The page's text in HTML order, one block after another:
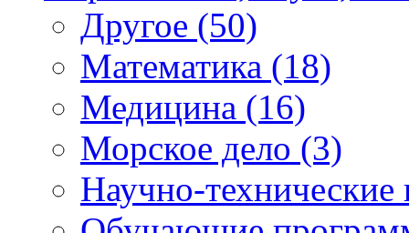
Другое (50)
Математика (18)
Медицина (16)
Морское дело (3)
Научно-